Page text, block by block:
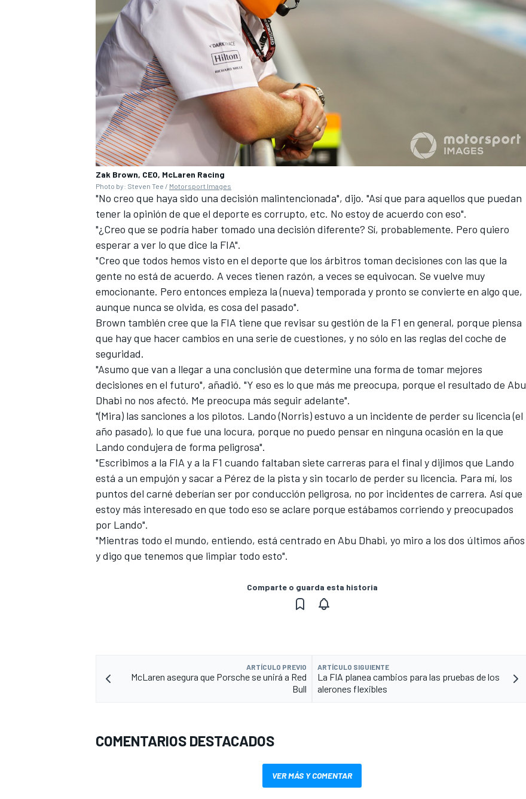
MÁS CATEGORÍAS
Zak Brown, CEO, McLaren Racing
Photo by: Steven Tee / Motorsport Images
"No creo que haya sido una decisión malintencionada", dijo. "Así que para aquellos que puedan
tener la opinión de que el deporte es corrupto, etc. No estoy de acuerdo con eso".
"¿Creo que se podría haber tomado una decisión diferente? Sí, probablemente. Pero quiero
esperar a ver lo que dice la FIA".
"Creo que todos hemos visto en el deporte que los árbitros toman decisiones con las que la
gente no está de acuerdo. A veces tienen razón, a veces se equivocan. Se vuelve muy
emocionante. Pero entonces empieza la (nueva) temporada y pronto se convierte en algo que,
aunque nunca se olvida, es cosa del pasado".
Brown también cree que la FIA tiene que revisar su gestión de la F1 en general, porque piensa
que hay que hacer cambios en una serie de cuestiones, y no sólo en las reglas del coche de
seguridad.
"Asumo que van a llegar a una conclusión que determine una forma de tomar mejores
decisiones en el futuro", añadió. "Y eso es lo que más me preocupa, porque el resultado de Abu
Dhabi no nos afectó. Me preocupa más seguir adelante".
"(Mira) las sanciones a los pilotos. Lando (Norris) estuvo a un incidente de perder su licencia (el
año pasado), lo que fue una locura, porque no puedo pensar en ninguna ocasión en la que
Lando condujera de forma peligrosa".
"Escribimos a la FIA y a la F1 cuando faltaban siete carreras para el final y dijimos que Lando
está a un empujón y sacar a Pérez de la pista y sin tocarlo de perder su licencia. Para mí, los
puntos del carné deberían ser por conducción peligrosa, no por incidentes de carrera. Así que
estoy más interesado en que todo eso se aclare porque estábamos corriendo y preocupados
por Lando".
"Mientras todo el mundo, entiendo, está centrado en Abu Dhabi, yo miro a los dos últimos años
y digo que tenemos que limpiar todo esto".
Comparte o guarda esta historia
ARTÍCULO PREVIO
McLaren asegura que Porsche se unirá a Red
Bull
ARTÍCULO SIGUIENTE
La FIA planea cambios para las pruebas de los
alerones flexibles
COMENTARIOS DESTACADOS
VER MÁS Y COMENTAR